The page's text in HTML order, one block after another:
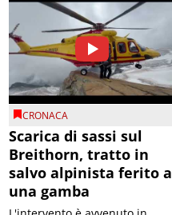
CRONACA
Scarica di sassi sul
Breithorn, tratto in
salvo alpinista ferito a
una gamba